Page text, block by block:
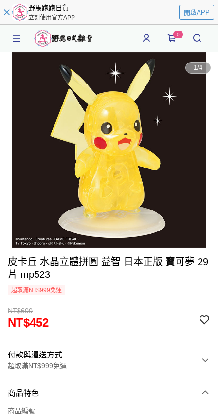
野馬跑跑日貨
立刻使用官方APP
開啟APP
0
1/4
皮卡丘 水晶立體拼圖 益智 日本正版 寶可夢 29
片 mp523
超取滿NT$999免運
NT$600
NT$452
付款與運送方式
超取滿NT$999免運
信用卡一次付款
信用卡分期付款
商品特色
商品編號